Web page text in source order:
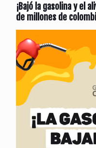
¡Bajó la gasolina y el
de millones de
de
vídeo